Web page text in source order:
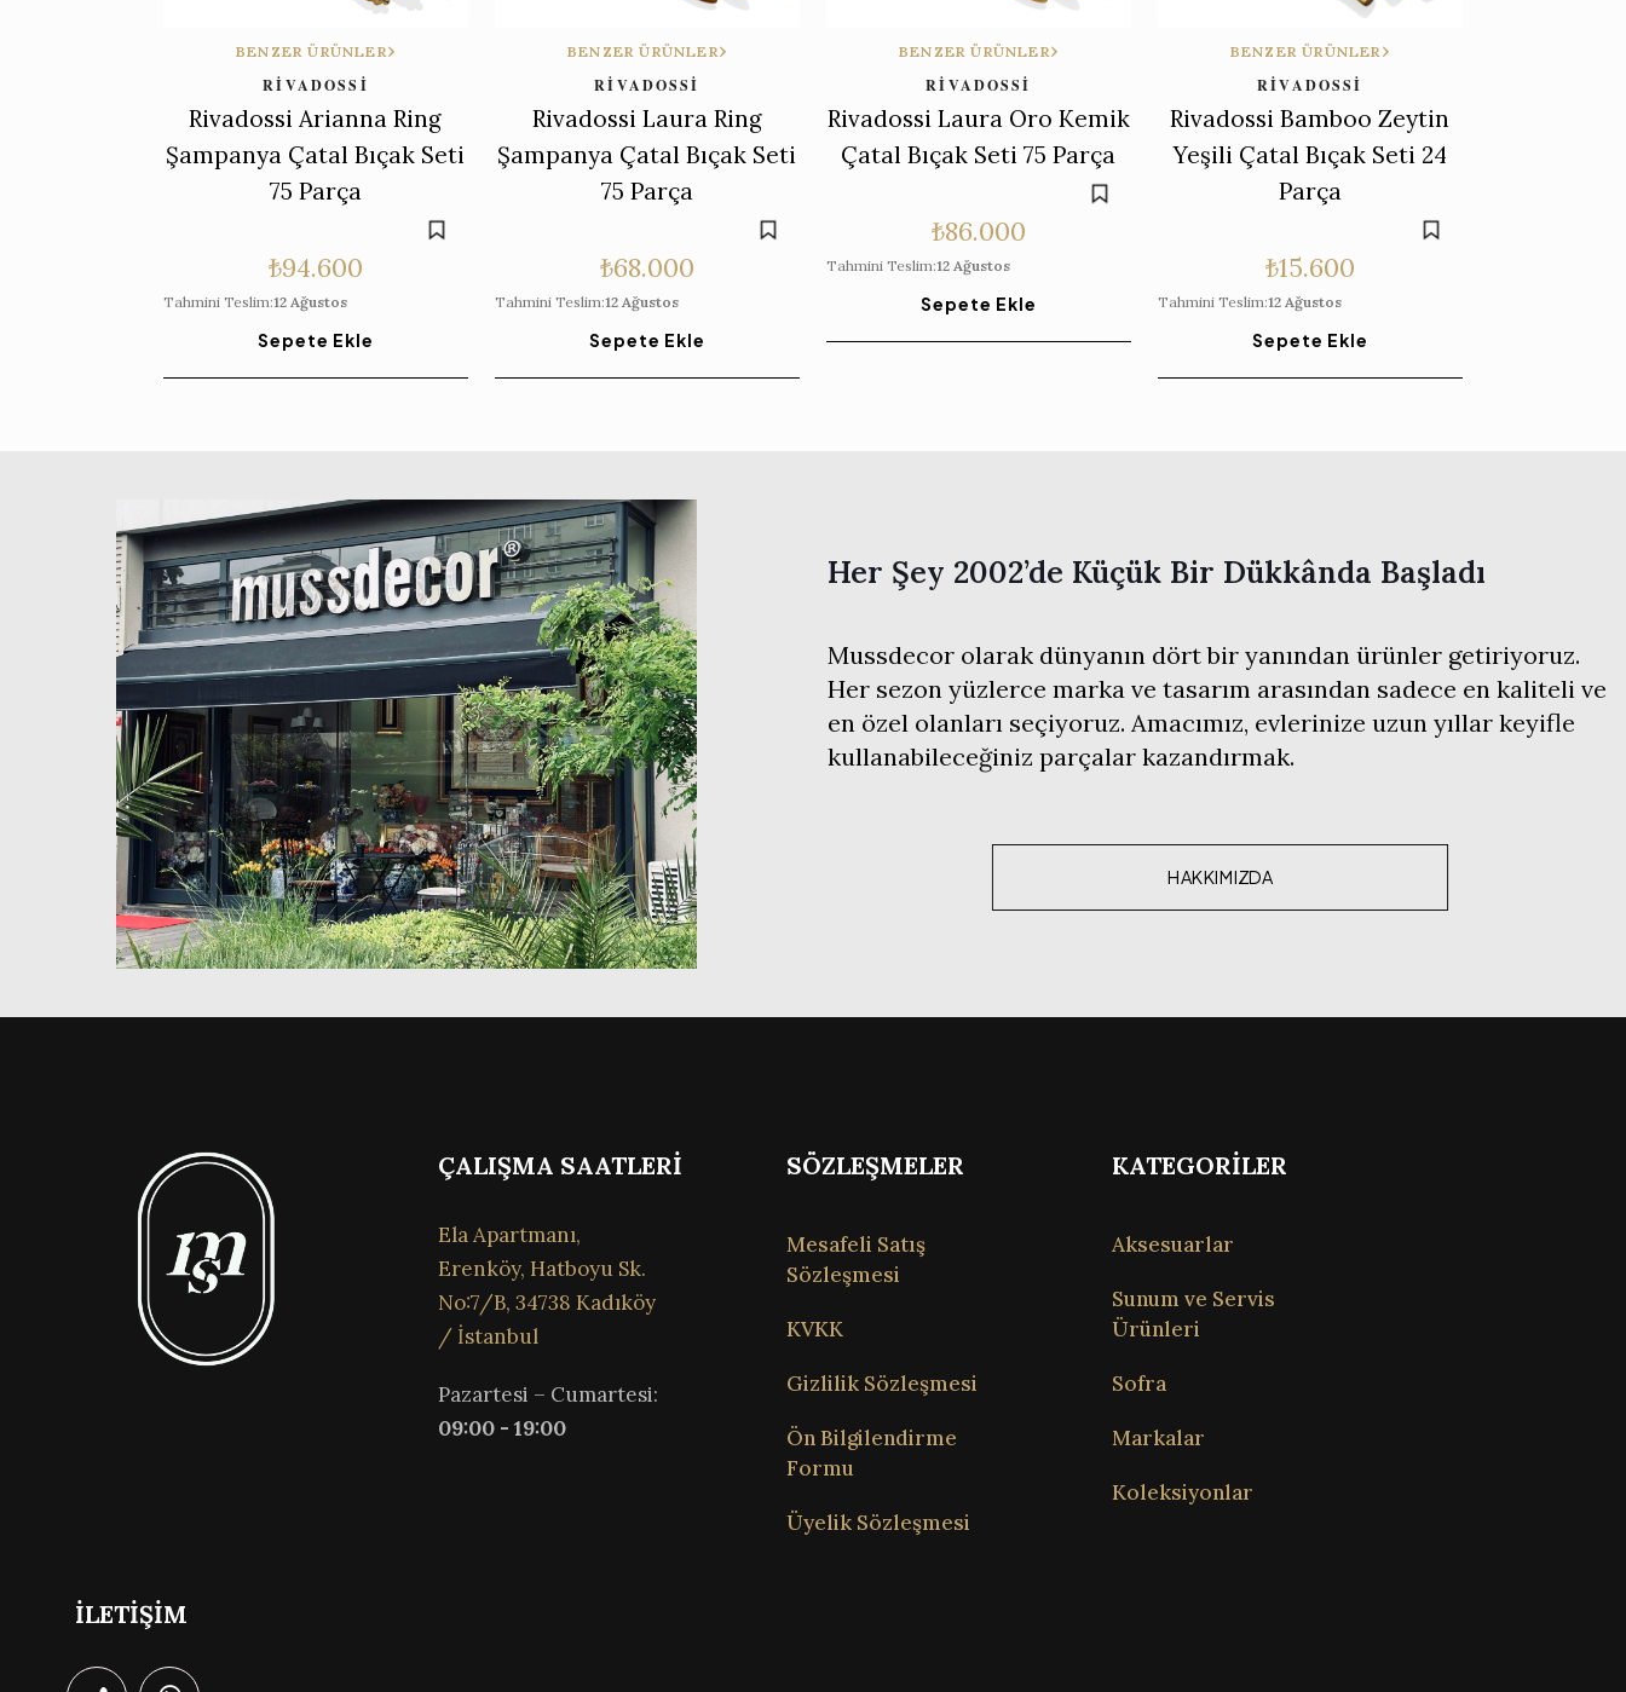
BENZER ÜRÜNLER
RIVADOSSI
Rivadossi Arianna Ring
Şampanya Çatal Bıçak Seti
75 Parça
₺94.600
Tahmini Teslim:12 Ağustos
Sepete Ekle
BENZER ÜRÜNLER
RIVADOSSI
Rivadossi Laura Ring
Şampanya Çatal Bıçak Seti
75 Parça
₺68.000
Tahmini Teslim:12 Ağustos
Sepete Ekle
BENZER ÜRÜNLER
RIVADOSSI
Rivadossi Laura Oro Kemik
Çatal Bıçak Seti 75 Parça
₺86.000
Tahmini Teslim:12 Ağustos
Sepete Ekle
BENZER ÜRÜNLER
RIVADOSSI
Rivadossi Bamboo Zeytin
Yeşili Çatal Bıçak Seti 24
Parça
₺15.600
Tahmini Teslim:12 Ağustos
Sepete Ekle
Her Şey 2002’de Küçük Bir Dükkânda Başladı
Mussdecor olarak dünyanın dört bir yanından ürünler getiriyoruz.
Her sezon yüzlerce marka ve tasarım arasından sadece en kaliteli ve
en özel olanları seçiyoruz. Amacımız, evlerinize uzun yıllar keyifle
kullanabileceğiniz parçalar kazandırmak.
HAKKIMIZDA
ÇALIŞMA SAATLERİ
Ela Apartmanı,
Erenköy, Hatboyu Sk.
No:7/B, 34738 Kadıköy
/ İstanbul
Pazartesi – Cumartesi:
09:00 - 19:00
SÖZLEŞMELER
Mesafeli Satış
Sözleşmesi
KVKK
Gizlilik Sözleşmesi
Ön Bilgilendirme
Formu
Üyelik Sözleşmesi
KATEGORİLER
Aksesuarlar
Sunum ve Servis
Ürünleri
Sofra
Markalar
Koleksiyonlar
İLETİŞİM